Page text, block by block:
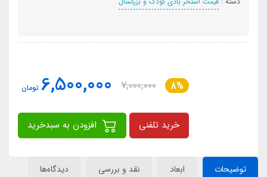
8%
7,000,000
6,500,000 تومان
خرید تلفنی
توضیحات ابعاد نقد و بررسی دیدگاه‌ها